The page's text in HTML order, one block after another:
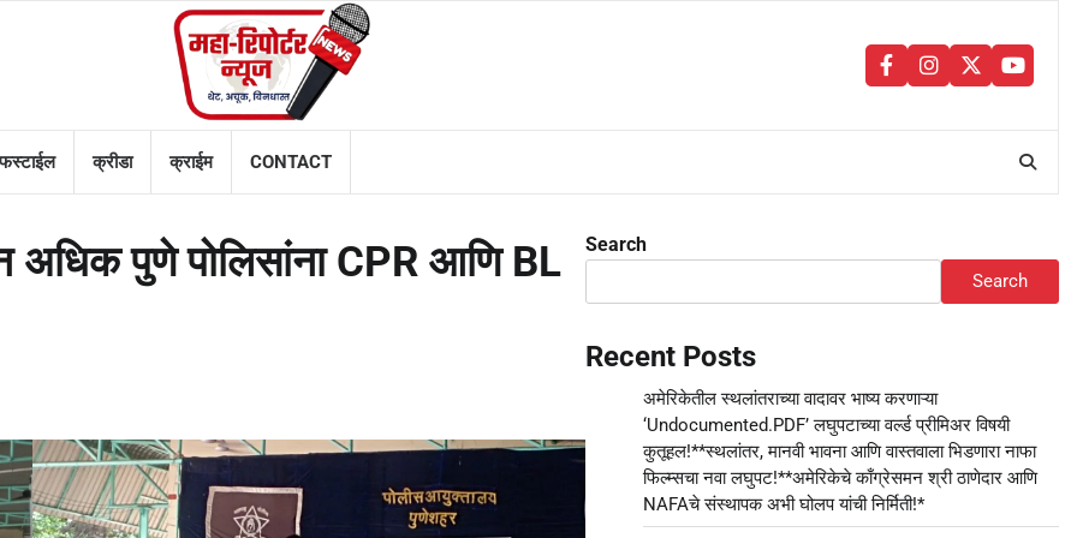
facebookinstagram
twitter
क्रीडा क्राईम CONTACT
पुणे पोलिसांना CPR आणि BL
Search
Search
Recent Posts
अमेरिकेतील स्थलांतराच्या वादावर भाष्य करणाऱ्या
‘Undocumented.PDF’ लघुपटाच्या वर्ल्ड प्रीमिअर विषयी
कुतूहल!**स्थलांतर, मानवी भावना आणि वास्तवाला भिडणारा नाफा
फिल्म्सचा नवा लघुपट!**अमेरिकेचे काँग्रेसमन श्री ठाणेदार आणि
NAFAचे संस्थापक अभी घोलप यांची निर्मिती!*